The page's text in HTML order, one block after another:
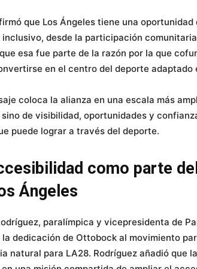
que Los Ángeles tiene una
desde la participación
esa fue parte de la razón por la que
en el centro del deporte adaptado
coloca la alianza en una escala más
sino de visibilidad, oportunidades y
puede lograr a través del deporte.
como parte
Ángeles
paralímpica y vicepresidenta de
la dedicación de Ottobock al movimiento
natural para LA28. Rodríguez añadió que